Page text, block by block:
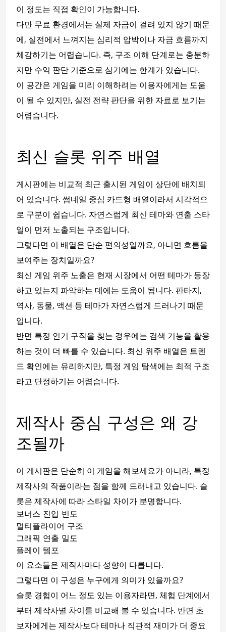
이 정도는 직접 확인이 가능합니다.
다만 무료 환경에서는 실제 자금이 걸려 있지 않기 때문
에, 실전에서 느껴지는 심리적 압박이나 자금 흐름까지
체감하기는 어렵습니다. 즉, 구조 이해 단계로는 충분하
지만 수익 판단 기준으로 삼기에는 한계가 있습니다.
이 공간은 게임을 미리 이해하려는 이용자에게는 도움
이 될 수 있지만, 실전 전략 판단을 위한 자료로 보기는
어렵습니다.
최신 슬롯 위주 배열
게시판에는 비교적 최근 출시된 게임이 상단에 배치되
어 있습니다. 썸네일 중심 카드형 배열이라서 시각적으
로 구분이 쉽습니다. 자연스럽게 최신 테마와 연출 스타
일이 먼저 노출되는 구조입니다.
그렇다면 이 배열은 단순 편의성일까요, 아니면 흐름을
보여주는 장치일까요?
최신 게임 위주 노출은 현재 시장에서 어떤 테마가 등장
하고 있는지 파악하는 데에는 도움이 됩니다. 판타지,
역사, 동물, 액션 등 테마가 자연스럽게 드러나기 때문
입니다.
반면 특정 인기 구작을 찾는 경우에는 검색 기능을 활용
하는 것이 더 빠를 수 있습니다. 최신 위주 배열은 트렌
드 확인에는 유리하지만, 특정 게임 탐색에는 최적 구조
라고 단정하기는 어렵습니다.
제작사 중심 구성은 왜 강
조될까
이 게시판은 단순히 이 게임을 해보세요가 아니라, 특정
제작사의 작품이라는 점을 함께 드러내고 있습니다. 슬
롯은 제작사에 따라 스타일 차이가 분명합니다.
보너스 진입 빈도
멀티플라이어 구조
그래픽 연출 밀도
플레이 템포
이 요소들은 제작사마다 성향이 다릅니다.
그렇다면 이 구성은 누구에게 의미가 있을까요?
슬롯 경험이 어느 정도 있는 이용자라면, 체험 단계에서
부터 제작사별 차이를 비교해 볼 수 있습니다. 반면 초
보자에게는 제작사보다 테마나 직관적 재미가 더 중요